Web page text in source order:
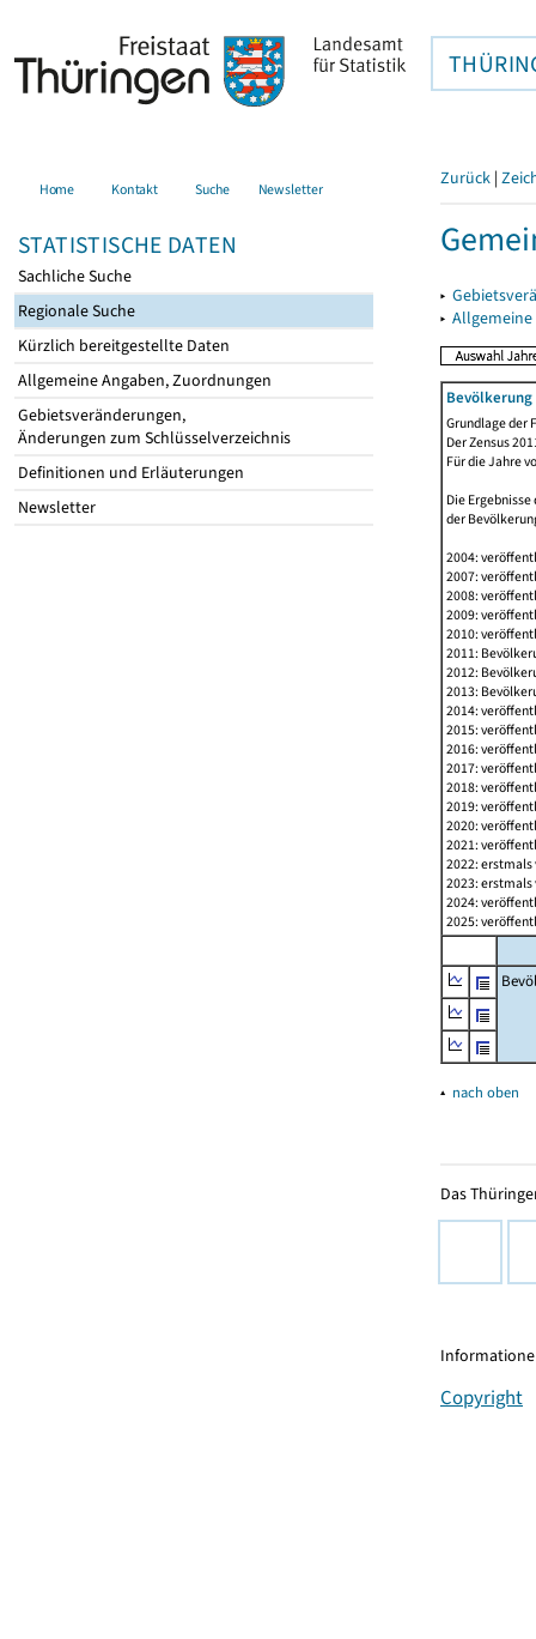
Home Kontakt Suche Newsletter
STATISTISCHE DATEN
Sachliche Suche
Regionale Suche
Kürzlich bereitgestellte Daten
Allgemeine Angaben, Zuordnungen
Gebietsveränderungen,
Änderungen zum Schlüsselverzeichnis
Definitionen und Erläuterungen
Newsletter
Zurück |
▸
▸
Grundlage der
Der Zensus
Für die Jahre
Die
der
2004:
2007:
2008:
2009:
2010:
2011:
2012:
2013:
2014:
2015:
2016:
2017:
2018:
2019:
2020:
2021:
2022:
2023:
2024:
2025:
▴ nach oben
Das
Copyright